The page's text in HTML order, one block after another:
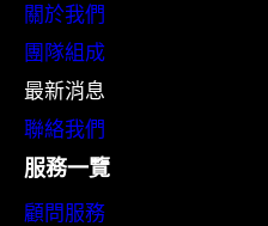
關於我們
團隊組成
最新消息
聯絡我們
服務一覽
顧問服務